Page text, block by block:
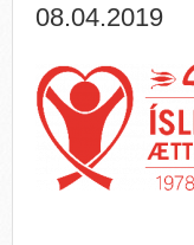
08.04.2019